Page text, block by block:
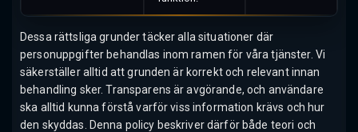
Dessa rättsliga grunder täcker alla situationer där
personuppgifter behandlas inom ramen för våra tjänster. Vi
säkerställer alltid att grunden är korrekt och relevant innan
behandling sker. Transparens är avgörande, och användare
ska alltid kunna förstå varför viss information krävs och hur
den skyddas. Denna policy beskriver därför både teori och